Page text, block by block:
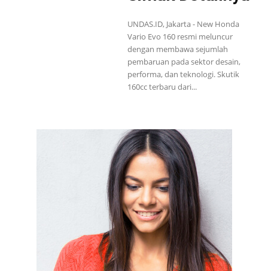
UNDAS.ID, Jakarta - New Honda
Vario Evo 160 resmi meluncur
dengan membawa sejumlah
pembaruan pada sektor desain,
performa, dan teknologi. Skutik
160cc terbaru dari...